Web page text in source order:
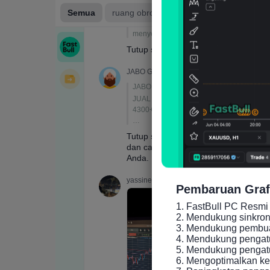
Pembaruan
1. FastBull PC
2. Mendukung
3. Mendukung
4. Mendukung
5. Mendukung
6. Mengoptimalkan